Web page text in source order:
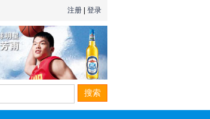
注册 登录